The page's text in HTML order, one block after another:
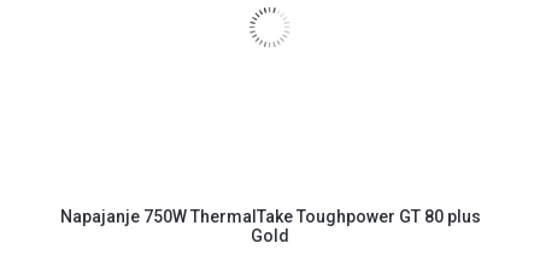
Napajanje 750W ThermalTake Toughpower GT 80 plus
Gold